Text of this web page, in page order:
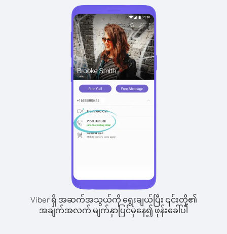
Viber ရှိ အဆက်အသွယ်ကို ရွေးချယ်ပြီး ၎င်းတို့၏
အချက်အလက် မျက်နှာပြင်မှနေ၍ ဖုန်းခေါ်ပါ